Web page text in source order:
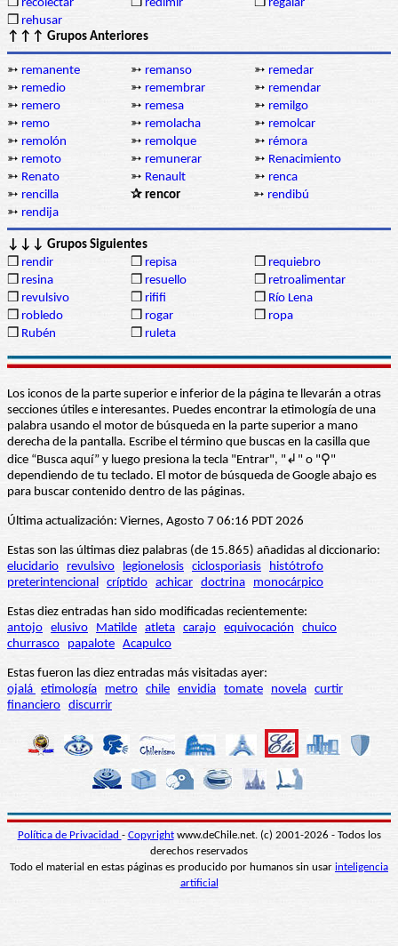
❒ recolectar ❒ redimir ❒ regalar
❒ rehusar
↑↑↑ Grupos Anteriores
➳ remanente ➳ remanso ➳ remedar
➳ remedio ➳ remembrar ➳ remendar
➳ remero ➳ remesa ➳ remilgo
➳ remo ➳ remolacha ➳ remolcar
➳ remolón ➳ remolque ➳ rémora
➳ remoto ➳ remunerar ➳ Renacimiento
➳ Renato ➳ Renault ➳ renca
➳ rencilla ✰ rencor ➳ rendibú
➳ rendija
↓↓↓ Grupos Siguientes
❒ rendir ❒ repisa ❒ requiebro
❒ resina ❒ resuello ❒ retroalimentar
❒ revulsivo ❒ rififi ❒ Río Lena
❒ robledo ❒ rogar ❒ ropa
❒ Rubén ❒ ruleta
Los iconos de la parte superior e inferior de la página te llevarán a otras
secciones útiles e interesantes. Puedes encontrar la etimología de una
palabra usando el motor de búsqueda en la parte superior a mano
derecha de la pantalla. Escribe el término que buscas en la casilla que
dice “Busca aquí” y luego presiona la tecla "Entrar", "↲" o "⚲"
dependiendo de tu teclado. El motor de búsqueda de Google abajo es
para buscar contenido dentro de las páginas.
Última actualización: Viernes, Agosto 7 06:16 PDT 2026
Estas son las últimas diez palabras (de 15.865) añadidas al diccionario:
elucidario
revulsivo legionelosis ciclosporiasis
histótrofo
preterintencional
críptido achicar doctrina monocárpico
Estas diez entradas han sido modificadas recientemente:
antojo elusivo Matilde atleta carajo equivocación
chuico
churrasco
papalote Acapulco
Estas fueron las diez entradas más visitadas ayer:
ojalá etimología metro chile envidia tomate novela curtir
financiero discurrir
Política de Privacidad - Copyrightwww.deChile.net. (c) 2001-2026 - Todos los
derechos reservados
Todo el material en estas páginas es producido por humanos sin usar inteligencia
artificial